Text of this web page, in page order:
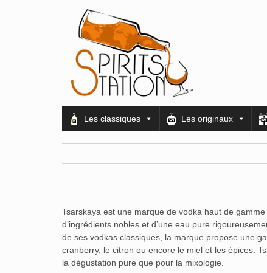
Les classiques Les originaux
Tsarskaya est une marque de vodka haut de
d’ingrédients nobles et d’une eau pure
de ses vodkas classiques, la marque propose une
cranberry, le citron ou encore le miel et les épices.
la dégustation pure que pour la mixologie.